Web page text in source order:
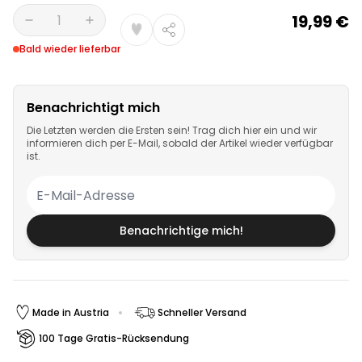
Menge
Bald wieder lieferbar
19,99 €
Benachrichtigt mich
Die Letzten werden die Ersten sein! Trag dich hier ein und wir
informieren dich per E-Mail, sobald der Artikel wieder verfügbar
ist.
Benachrichtige mich!
Made in Austria
Schneller Versand
100 Tage Gratis-Rücksendung